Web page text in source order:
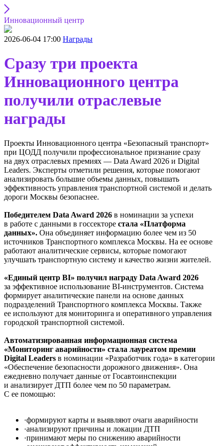
Инновационный центр
2026-06-04 17:00 Награды
Сразу три проекта
Инновационного центра
получили отраслевые
награды
Проекты Инновационного центра «Безопасный транспорт»
при ЦОДД получили профессиональное признание сразу
на двух отраслевых премиях — Data Award 2026 и Digital
Leaders. Эксперты отметили решения, которые помогают
анализировать большие объемы данных, повышать
эффективность управления транспортной системой и делать
дороги Москвы безопаснее.
Победителем Data Award 2026 в номинации за успехи
в работе с данными в госсекторе стала «Платформа
данных». Она объединяет информацию более чем из 50
источников Транспортного комплекса Москвы. На ее основе
работают аналитические сервисы, которые помогают
улучшать транспортную систему и качество жизни жителей.
«Единый центр BI» получил награду Data Award 2026
за эффективное использование BI-инструментов. Система
формирует аналитические панели на основе данных
подразделений Транспортного комплекса Москвы. Также
ее используют для мониторинга и оперативного управления
городской транспортной системой.
Автоматизированная информационная система
«Мониторинг аварийности» стала лауреатом премии
Digital Leaders в номинации «Разработчик года» в категории
«Обеспечение безопасности дорожного движения». Она
ежедневно получает данные от Госавтоинспекции
и анализирует ДТП более чем по 50 параметрам.
С ее помощью:
·формируют карты и выявляют очаги аварийности
·анализируют причины и локации ДТП
·принимают меры по снижению аварийности